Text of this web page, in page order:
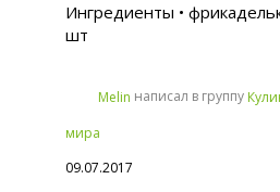
Ингредиенты •
шт
Melin написал в группу
мира
09.07.2017